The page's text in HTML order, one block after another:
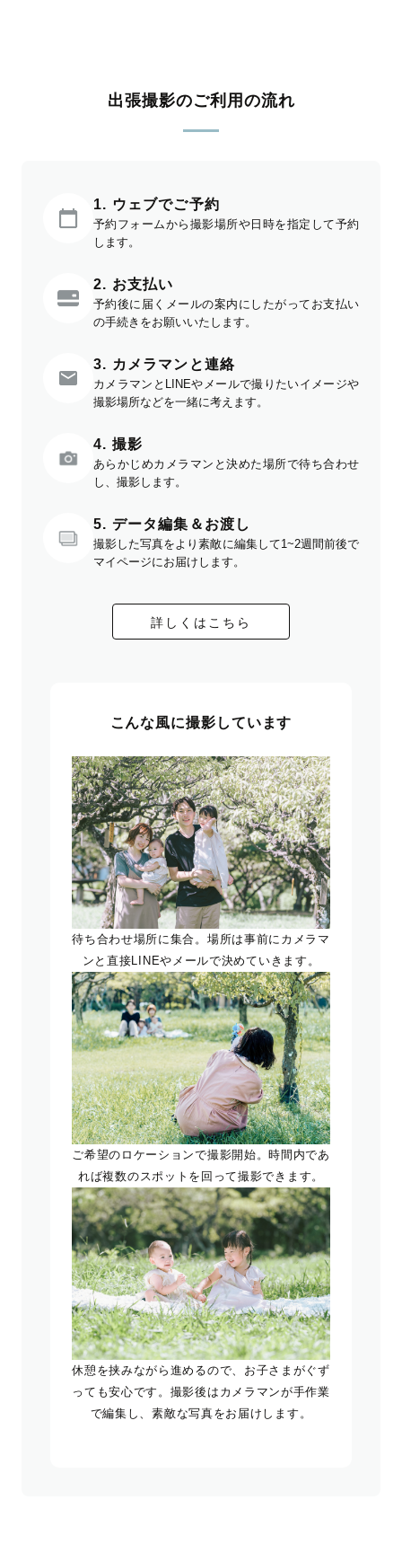
出張撮影のご利用の流れ
1. ウェブでご予約
予約フォームから撮影場所や日時を指定して予約
します。
2. お支払い
予約後に届くメールの案内にしたがってお支払い
の手続きをお願いいたします。
3. カメラマンと連絡
カメラマンとLINEやメールで撮りたいイメージや
撮影場所などを一緒に考えます。
4. 撮影
あらかじめカメラマンと決めた場所で待ち合わせ
し、撮影します。
5. データ編集＆お渡し
撮影した写真をより素敵に編集して1~2週間前後で
マイページにお届けします。
詳しくはこちら
こんな風に撮影しています
待ち合わせ場所に集合。場所は事前にカメラマ
ンと直接LINEやメールで決めていきます。
ご希望のロケーションで撮影開始。時間内であ
れば複数のスポットを回って撮影できます。
休憩を挟みながら進めるので、お子さまがぐず
っても安心です。撮影後はカメラマンが手作業
で編集し、素敵な写真をお届けします。